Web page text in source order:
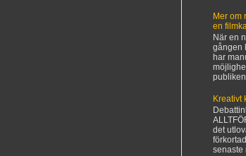
Mer om
en
När en
gången
har
Kreativt
det
senaste